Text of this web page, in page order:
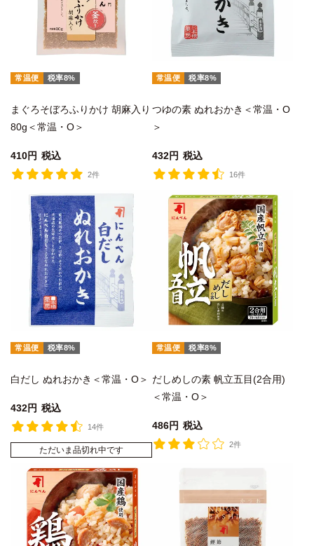
常温便 税率8%
まぐろそぼろふりかけ 胡麻入り
80g＜常温・O＞
410 税込
2件
常温便 税率8%
つゆの素 ぬれおかき＜常温・O
＞
432 税込
16件
常温便 税率8%
白だし ぬれおかき＜常温・O＞
432 税込
14件
ただいま品切れ中です
常温便 税率8%
だしめしの素 帆立五目(2合用)
＜常温・O＞
486 税込
2件